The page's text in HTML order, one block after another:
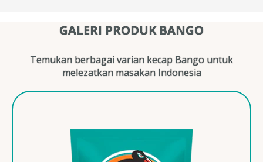
GALERI PRODUK BANGO
Temukan berbagai varian kecap Bango untuk
melezatkan masakan Indonesia